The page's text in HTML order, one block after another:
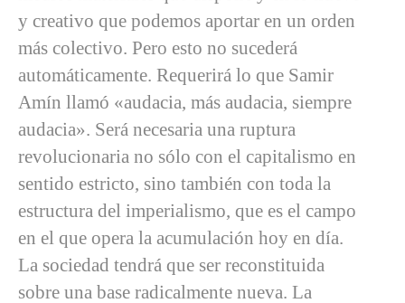
y creativo que podemos aportar en un orden
más colectivo. Pero esto no sucederá
automáticamente. Requerirá lo que Samir
Amín llamó «audacia, más audacia, siempre
audacia». Será necesaria una ruptura
revolucionaria no sólo con el capitalismo en
sentido estricto, sino también con toda la
estructura del imperialismo, que es el campo
en el que opera la acumulación hoy en día.
La sociedad tendrá que ser reconstituida
sobre una base radicalmente nueva. La